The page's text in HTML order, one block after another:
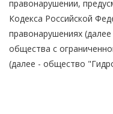
правонарушении,
Кодекса Российской
правонарушениях
общества с
(далее - общество